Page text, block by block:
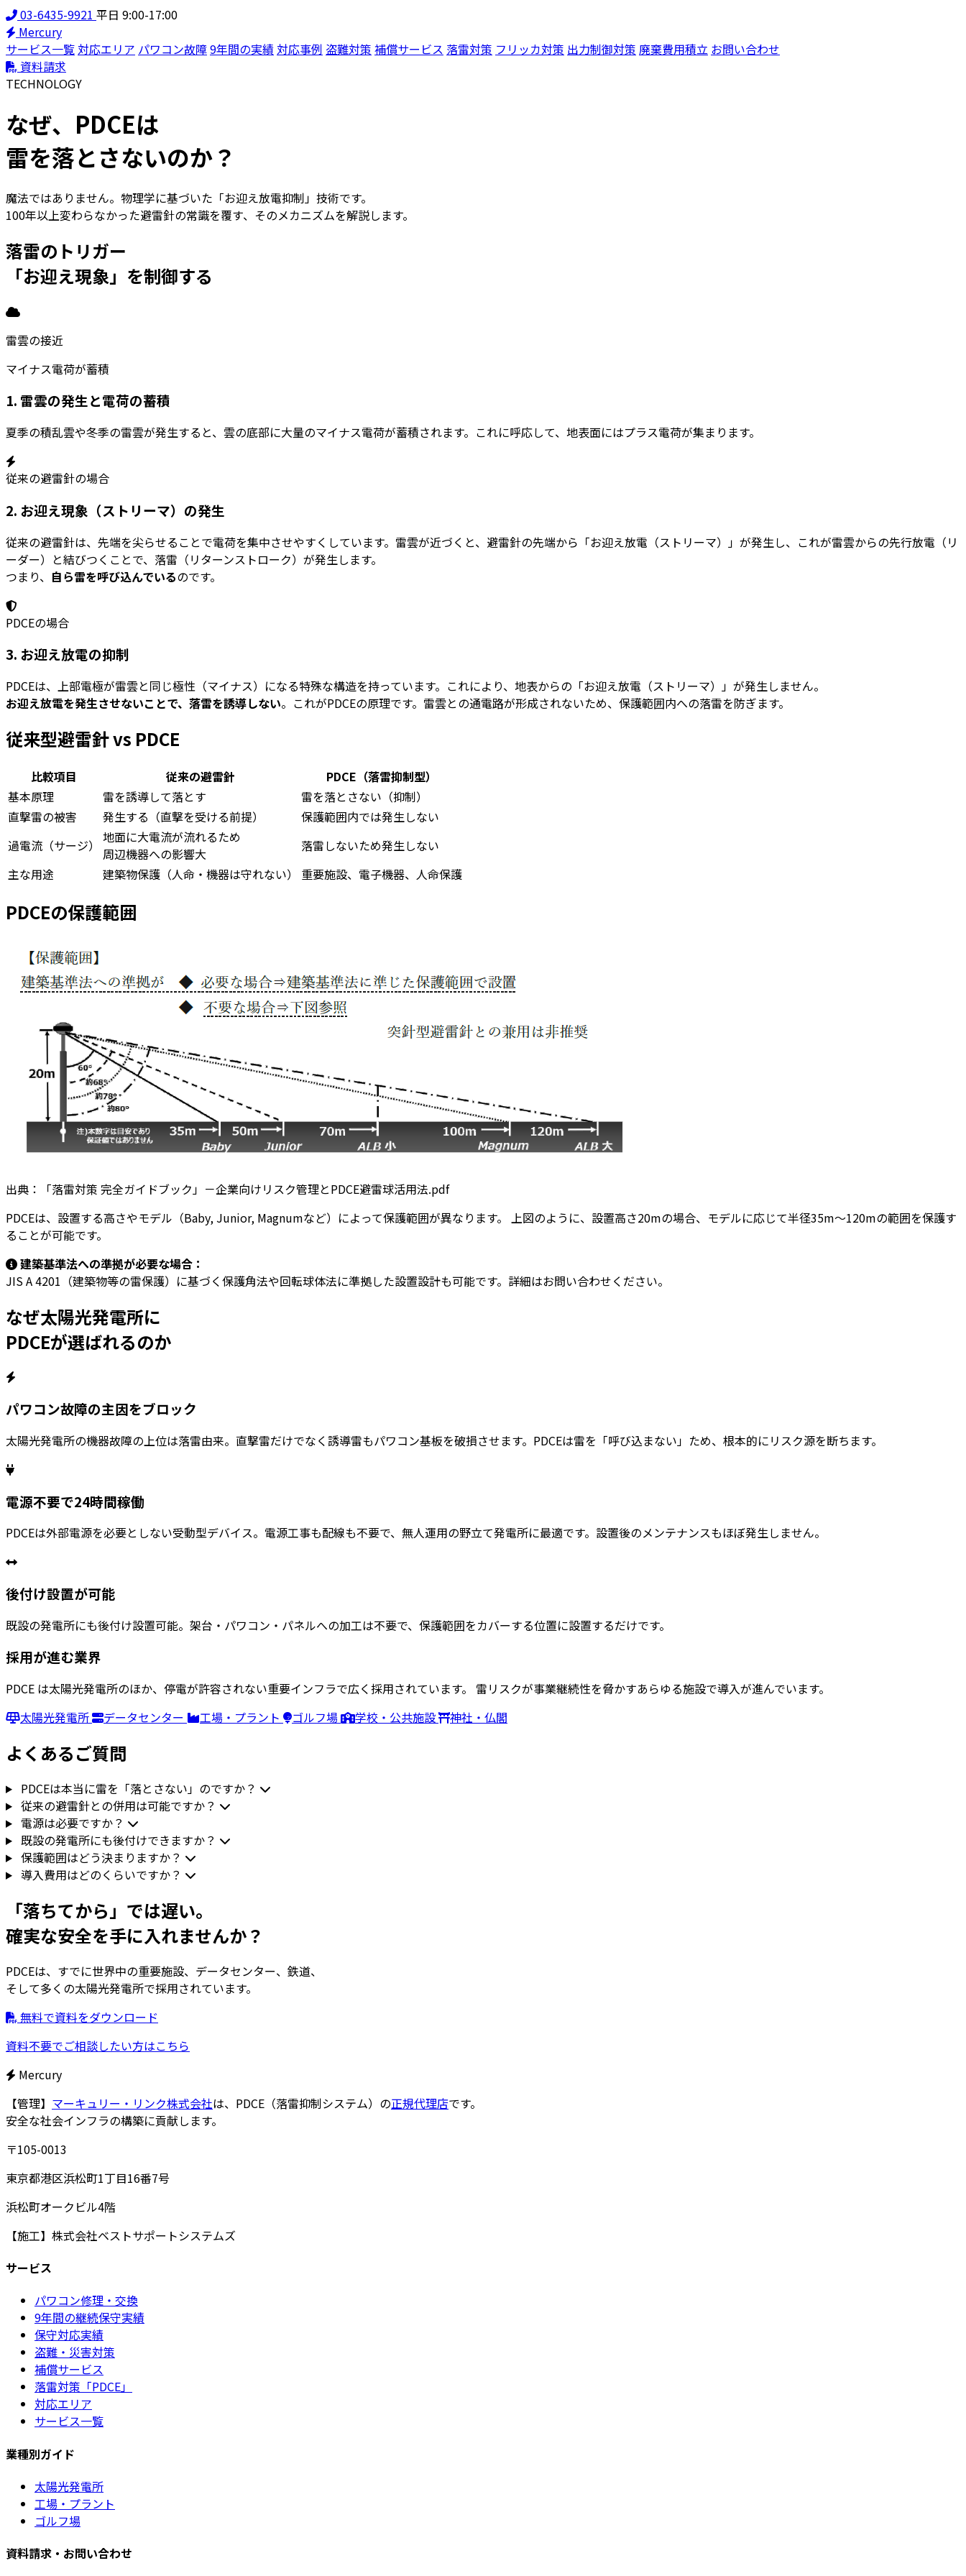
03-6435-9921 平日 9:00-17:00
Mercury
サービス一覧対応エリア パワコン故障9年間の実績対応事例 盗難対策 補償サービス 落雷対策 フリッカ対策 出力制御対策 廃棄費用積立 お問い合わせ
資料請求
TECHNOLOGY
なぜ、PDCEは
雷を落とさないのか？
魔法ではありません。物理学に基づいた「お迎え放電抑制」技術です。
100年以上変わらなかった避雷針の常識を覆す、そのメカニズムを解説します。
落雷のトリガー
「お迎え現象」を制御する
雷雲の接近
マイナス電荷が蓄積
1. 雷雲の発生と電荷の蓄積
夏季の積乱雲や冬季の雷雲が発生すると、雲の底部に大量のマイナス電荷が蓄積されます。これに呼応して、地表面にはプラス電荷が集まります。
従来の避雷針の場合
2. お迎え現象（ストリーマ）の発生
従来の避雷針は、先端を尖らせることで電荷を集中させやすくしています。雷雲が近づくと、避雷針の先端から「お迎え放電（ストリーマ）」が発生し、これが雷雲からの先行放電（リ
ーダー）と結びつくことで、落雷（リターンストローク）が発生します。
つまり、 自ら雷を呼び込んでいるのです。
PDCEの場合
3. お迎え放電の抑制
PDCEは、上部電極が雷雲と同じ極性（マイナス）になる特殊な構造を持っています。これにより、地表からの「お迎え放電（ストリーマ）」が発生しません。
お迎え放電を発生させないことで、落雷を誘導しない。これがPDCEの原理です。雷雲との通電路が形成されないため、保護範囲内への落雷を防ぎます。
従来型避雷針 vs PDCE
比較項目 従来の避雷針
PDCE（落雷抑制型）
基本原理
雷を誘導して落とす 雷を落とさない（抑制）
直撃雷の被害
発生する（直撃を受ける前提）
保護範囲内では発生しない
過電流（サージ）
地面に大電流が流れるため
周辺機器への影響大
落雷しないため発生しない
主な用途
建築物保護（人命・機器は守れない） 重要施設、電子機器、人命保護
PDCEの保護範囲
出典：「落雷対策 完全ガイドブック」－企業向けリスク管理とPDCE避雷球活用法.pdf
PDCEは、設置する高さやモデル（Baby, Junior, Magnumなど）によって保護範囲が異なります。 上図のように、設置高さ20mの場合、モデルに応じて半径35m〜120mの範囲を保護す
ることが可能です。
建築基準法への準拠が必要な場合：
JIS A 4201（建築物等の雷保護）に基づく保護角法や回転球体法に準拠した設置設計も可能です。詳細はお問い合わせください。
なぜ太陽光発電所に
PDCEが選ばれるのか
パワコン故障の主因をブロック
太陽光発電所の機器故障の上位は落雷由来。直撃雷だけでなく誘導雷もパワコン基板を破損させます。PDCEは雷を「呼び込まない」ため、根本的にリスク源を断ちます。
電源不要で24時間稼働
PDCEは外部電源を必要としない受動型デバイス。電源工事も配線も不要で、無人運用の野立て発電所に最適です。設置後のメンテナンスもほぼ発生しません。
後付け設置が可能
既設の発電所にも後付け設置可能。架台・パワコン・パネルへの加工は不要で、保護範囲をカバーする位置に設置するだけです。
採用が進む業界
PDCE は太陽光発電所のほか、停電が許容されない重要インフラで広く採用されています。 雷リスクが事業継続性を脅かすあらゆる施設で導入が進んでいます。
太陽光発電所
データセンター 工場・プラント ゴルフ場 学校・公共施設 神社・仏閣
よくあるご質問
PDCEは本当に雷を「落とさない」のですか？
従来の避雷針との併用は可能ですか？
電源は必要ですか？
既設の発電所にも後付けできますか？
保護範囲はどう決まりますか？
導入費用はどのくらいですか？
「落ちてから」では遅い。
確実な安全を手に入れませんか？
PDCEは、すでに世界中の重要施設、データセンター、鉄道、
そして多くの太陽光発電所で採用されています。
無料で資料をダウンロード
資料不要でご相談したい方はこちら
Mercury
【管理】 マーキュリー・リンク株式会社は、PDCE（落雷抑制システム）の正規代理店です。
安全な社会インフラの構築に貢献します。
〒105-0013
東京都港区浜松町1丁目16番7号
浜松町オークビル4階
【施工】 株式会社ベストサポートシステムズ
サービス
パワコン修理・交換
9年間の継続保守実績
保守対応実績
盗難・災害対策
補償サービス
落雷対策「PDCE」
対応エリア
サービス一覧
業種別ガイド
太陽光発電所
工場・プラント
ゴルフ場
資料請求・お問い合わせ